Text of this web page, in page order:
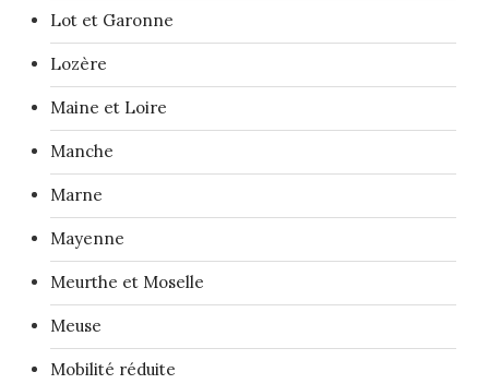
Lot et Garonne
Lozère
Maine et Loire
Manche
Marne
Mayenne
Meurthe et Moselle
Meuse
Mobilité réduite